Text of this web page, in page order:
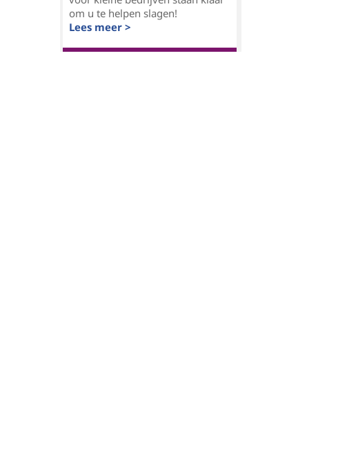
om u te helpen slagen!
Lees meer >